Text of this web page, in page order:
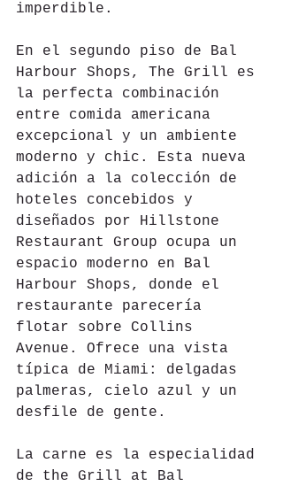
imperdible.
En el segundo piso de Bal
Harbour Shops, The Grill es
la perfecta combinación
entre comida americana
excepcional y un ambiente
moderno y chic. Esta nueva
adición a la colección de
hoteles concebidos y
diseñados por Hillstone
Restaurant Group ocupa un
espacio moderno en Bal
Harbour Shops, donde el
restaurante parecería
flotar sobre Collins
Avenue. Ofrece una vista
típica de Miami: delgadas
palmeras, cielo azul y un
desfile de gente.
La carne es la especialidad
de the Grill at Bal